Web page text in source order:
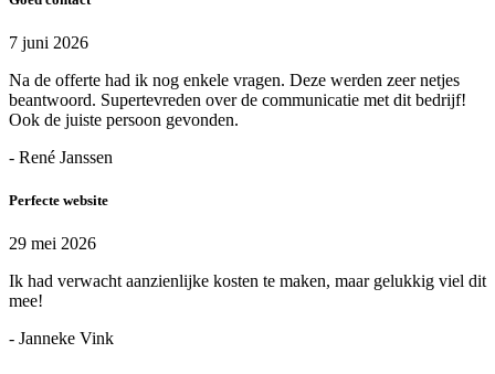
7 juni 2026
Na de offerte had ik nog enkele vragen. Deze werden zeer netjes
beantwoord. Supertevreden over de communicatie met dit bedrijf!
Ook de juiste persoon gevonden.
- René Janssen
Perfecte website
29 mei 2026
Ik had verwacht aanzienlijke kosten te maken, maar gelukkig viel dit
mee!
- Janneke Vink